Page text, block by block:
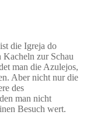
die Igreja do
Kacheln zur Schau
man die Azulejos,
Aber nicht nur die
des
man nicht
Besuch wert.